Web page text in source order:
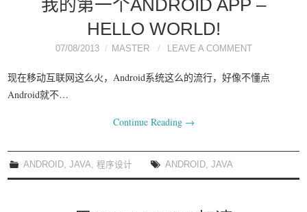
《KVM虚拟化技术：实
战与原理解析》
我的第一个ANDROID APP –
HELLO WORLD!
07/08/2013 MASTER LEAVE A COMMENT
现在移动互联网这么火，Android系统这么的流行，好像不懂点
Android就不…
Continue Reading →
ANDROID ,JAVA ,程序设计 ANDROID ,JAVA